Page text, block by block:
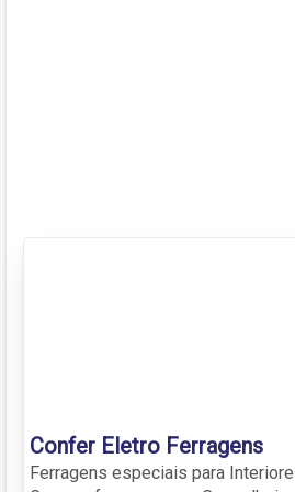
Confer Eletro Ferragens
Ferragens especiais para